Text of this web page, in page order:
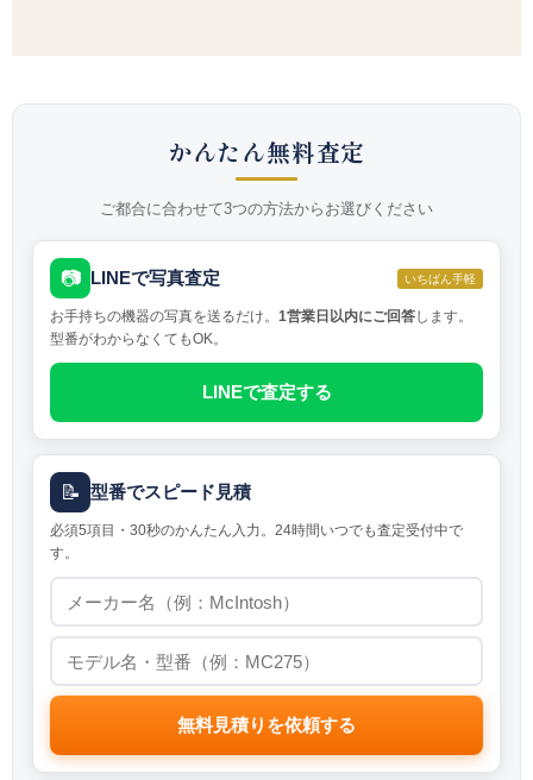
かんたん無料査定
ご都合に合わせて3つの方法からお選びください
📷 LINEで写真査定 いちばん手軽
お手持ちの機器の写真を送るだけ。 1営業日以内にご回答します。
型番がわからなくてもOK。
LINEで査定する
📝 型番でスピード見積
必須5項目・30秒のかんたん入力。24時間いつでも査定受付中で
す。
無料見積りを依頼する